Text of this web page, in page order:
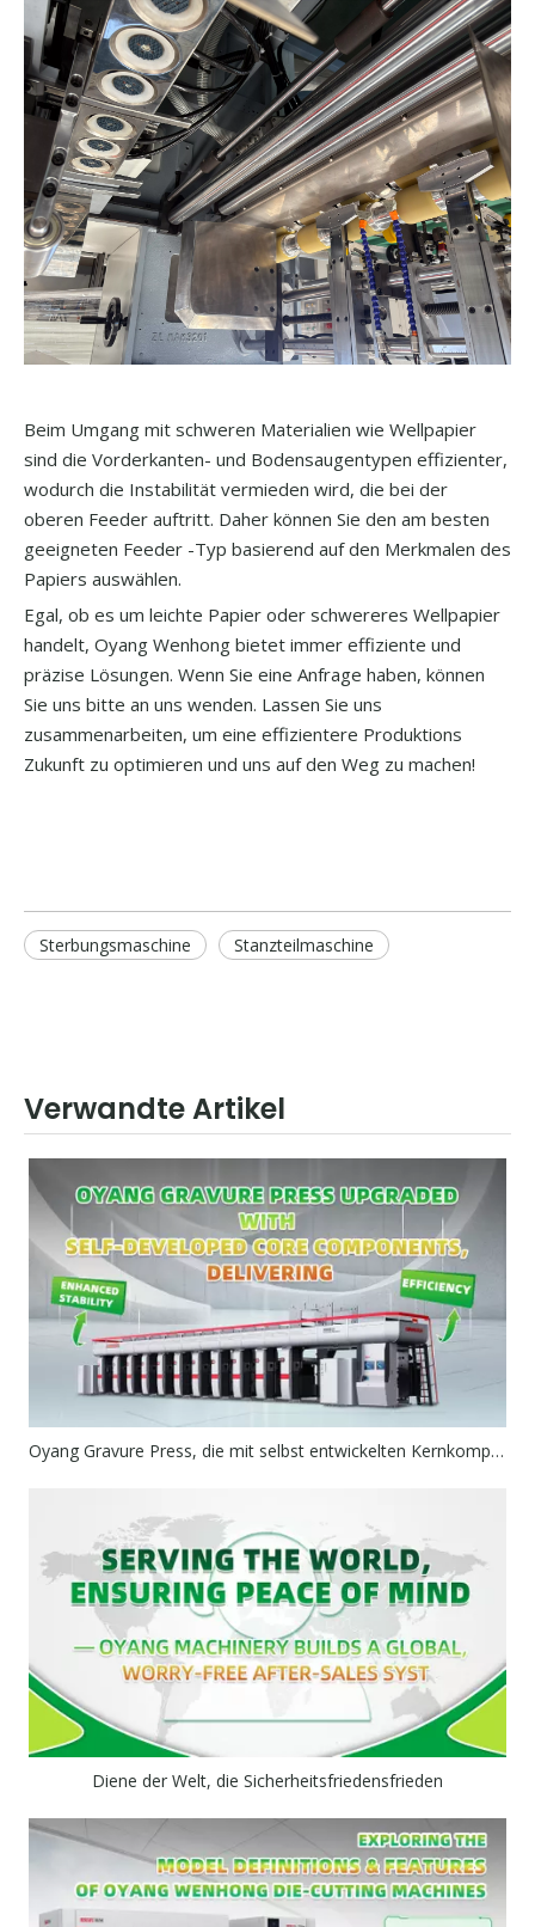
Beim Umgang mit schweren Materialien wie Wellpapier
sind die Vorderkanten- und Bodensaugentypen effizienter,
wodurch die Instabilität vermieden wird, die bei der
oberen Feeder auftritt. Daher können Sie den am besten
geeigneten Feeder -Typ basierend auf den Merkmalen des
Papiers auswählen.
Egal, ob es um leichte Papier oder schwereres Wellpapier
handelt, Oyang Wenhong bietet immer effiziente und
präzise Lösungen. Wenn Sie eine Anfrage haben, können
Sie uns bitte an uns wenden. Lassen Sie uns
zusammenarbeiten, um eine effizientere Produktions
Zukunft zu optimieren und uns auf den Weg zu machen!
Sterbungsmaschine Stanzteilmaschine
Verwandte Artikel
Oyang Gravure Press, die mit selbst entwickelten Kernkomponenten verbessert wird und eine verbesserte Stabilität und Effizienz liefert
Diene der Welt, die Sicherheitsfriedensfrieden